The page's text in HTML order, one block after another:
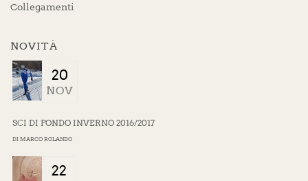
Collegamenti
NOVITÀ
20
NOV
SCI DI FONDO INVERNO 2016/2017
DI MARCO ROLANDO
22